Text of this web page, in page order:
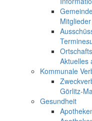
Termine
Aktuelles
Kommunale
Görlitz-
Gesundheit